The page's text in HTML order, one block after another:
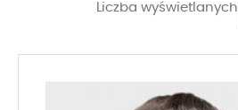
Liczba wyświetlanych